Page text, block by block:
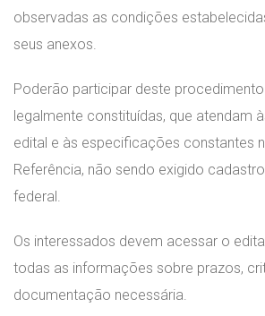
observadas as condições
seus anexos.
Poderão participar deste
legalmente constituídas, que atendam
edital e às especificações constantes
Referência, não sendo exigido
federal.
Os interessados devem acessar o
todas as informações sobre prazos,
documentação necessária.